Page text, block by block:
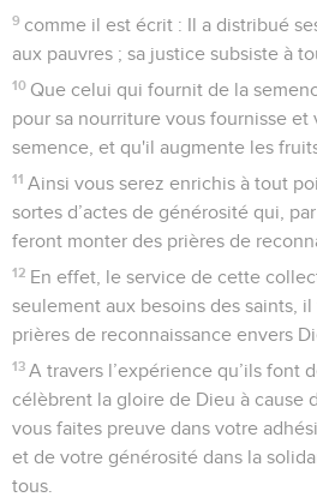
9 comme il est écrit : Il a distribué
aux pauvres ; sa justice subsiste à
10 Que celui qui fournit de la
pour sa nourriture vous fournisse et
semence, et qu'il augmente les
11 Ainsi vous serez enrichis à tout
sortes d’actes de générosité qui,
feront monter des prières de
12 En effet, le service de cette
seulement aux besoins des saints,
prières de reconnaissance envers
13 A travers l’expérience qu’ils font
célèbrent la gloire de Dieu à cause
vous faites preuve dans votre
et de votre générosité dans la
tous.